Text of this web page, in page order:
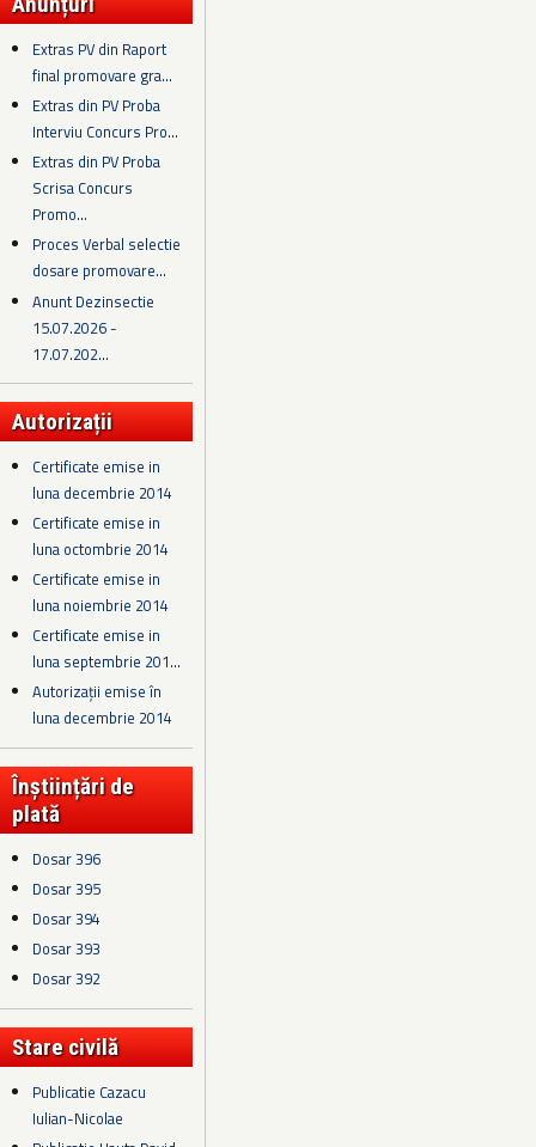
Extras PV din Raport
final promovare gra...
Extras din PV Proba
Interviu Concurs Pro...
Extras din PV Proba
Scrisa Concurs
Promo...
Proces Verbal selectie
dosare promovare...
Anunt Dezinsectie
15.07.2026 -
17.07.202...
Autorizații
Certificate emise in
luna decembrie 2014
Certificate emise in
luna octombrie 2014
Certificate emise in
luna noiembrie 2014
Certificate emise in
luna septembrie 201...
Autorizații emise în
luna decembrie 2014
Înștiințări de
plată
Dosar 396
Dosar 395
Dosar 394
Dosar 393
Dosar 392
Stare civilă
Publicatie Cazacu
Iulian-Nicolae